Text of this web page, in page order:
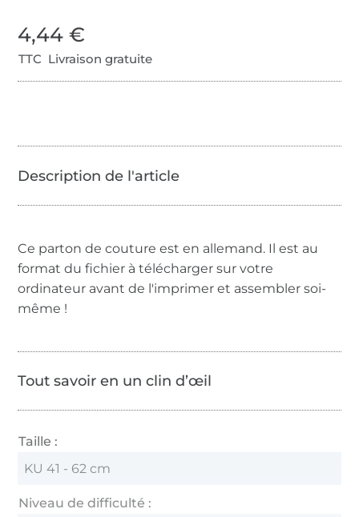
4,44 €
TTC Livraison gratuite
Ce parton de couture est en allemand. Il est au
format du fichier à télécharger sur votre
ordinateur avant de l'imprimer et assembler soi-
même !
Tout savoir en un clin d’œil
Taille :
KU 41 - 62 cm
Niveau de difficulté :